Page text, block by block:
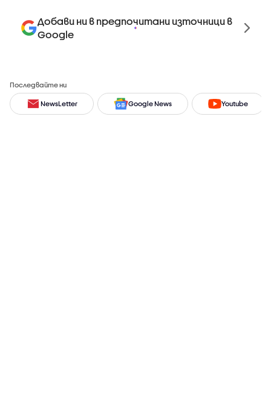
Добави ни в предпочитани източници в
Google
Последвайте ни
NewsLetter Google News Youtube